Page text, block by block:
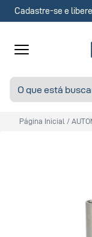
Cadastre-se e
Página Inicial /